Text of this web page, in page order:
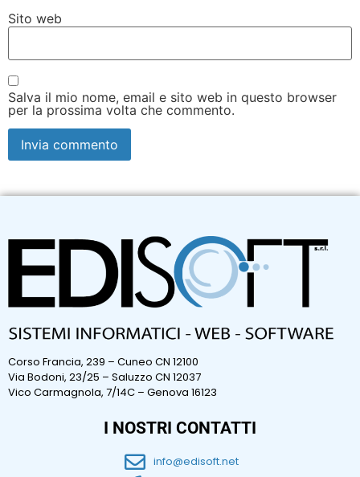
Sito web
Salva il mio nome, email e sito web in questo browser
per la prossima volta che commento.
Corso Francia, 239 – Cuneo CN 12100
Via Bodoni, 23/25 – Saluzzo CN 12037
Vico Carmagnola, 7/14C – Genova 16123
I NOSTRI CONTATTI
info@edisoft.net